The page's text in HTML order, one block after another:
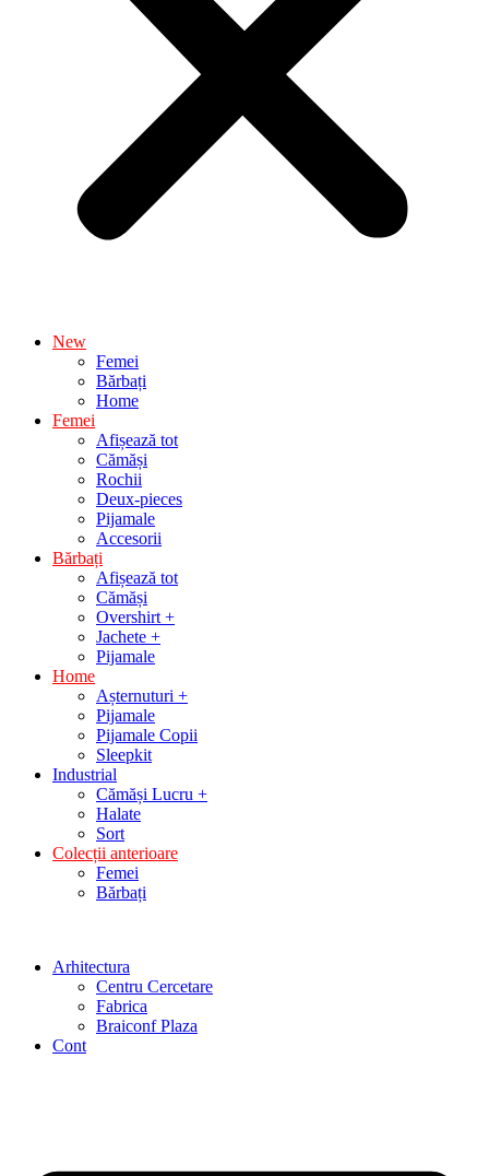
New
Femei
Bărbați
Home
Femei
Afișează tot
Cămăși
Rochii
Deux-pieces
Pijamale
Accesorii
Bărbați
Afișează tot
Cămăși
Overshirt +
Jachete +
Pijamale
Home
Așternuturi +
Pijamale
Pijamale Copii
Sleepkit
Industrial
Cămăși Lucru +
Halate
Sort
Colecții anterioare
Femei
Bărbați
Arhitectura
Centru Cercetare
Fabrica
Braiconf Plaza
Cont